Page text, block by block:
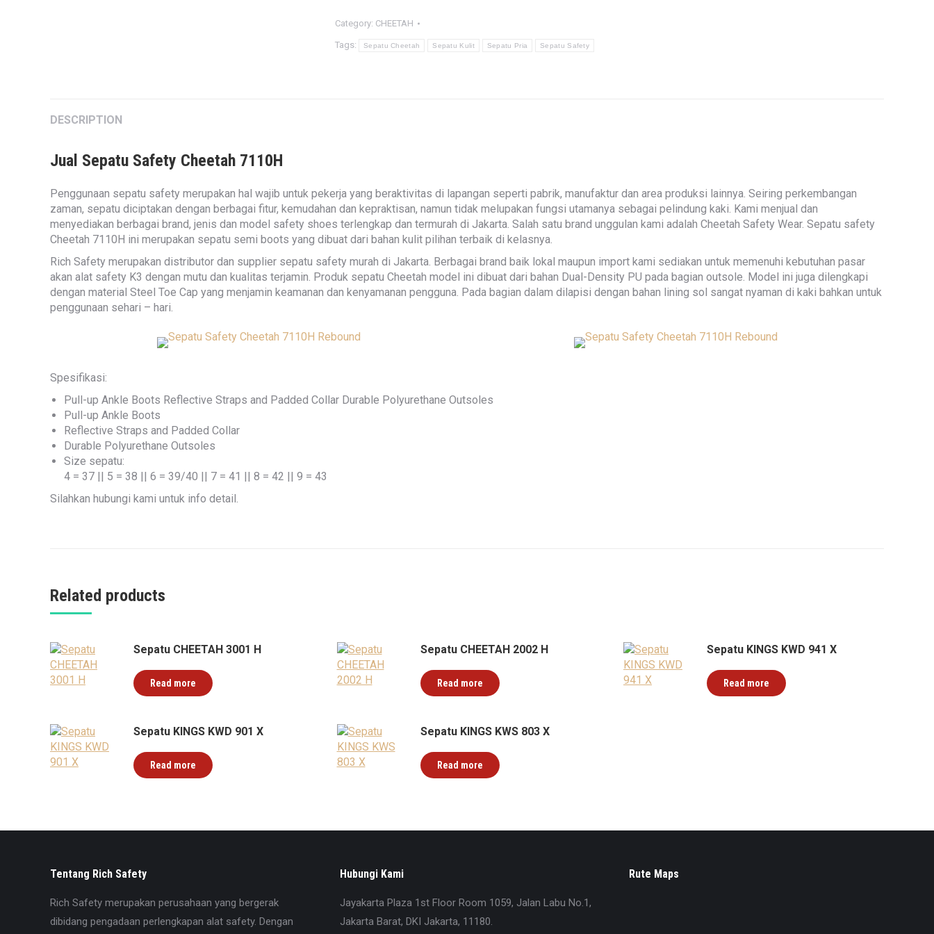
Category: CHEETAH
Tags: Sepatu Cheetah Sepatu Kulit Sepatu Pria Sepatu Safety
DESCRIPTION
Jual Sepatu Safety Cheetah 7110H
Penggunaan sepatu safety merupakan hal wajib untuk pekerja yang beraktivitas di lapangan seperti pabrik, manufaktur dan area produksi lainnya. Seiring perkembangan
zaman, sepatu diciptakan dengan berbagai fitur, kemudahan dan kepraktisan, namun tidak melupakan fungsi utamanya sebagai pelindung kaki. Kami menjual dan
menyediakan berbagai brand, jenis dan model safety shoes terlengkap dan termurah di Jakarta. Salah satu brand unggulan kami adalah Cheetah Safety Wear. Sepatu safety
Cheetah 7110H ini merupakan sepatu semi boots yang dibuat dari bahan kulit pilihan terbaik di kelasnya.
Rich Safety merupakan distributor dan supplier sepatu safety murah di Jakarta. Berbagai brand baik lokal maupun import kami sediakan untuk memenuhi kebutuhan pasar
akan alat safety K3 dengan mutu dan kualitas terjamin. Produk sepatu Cheetah model ini dibuat dari bahan Dual-Density PU pada bagian outsole. Model ini juga dilengkapi
dengan material Steel Toe Cap yang menjamin keamanan dan kenyamanan pengguna. Pada bagian dalam dilapisi dengan bahan lining sol sangat nyaman di kaki bahkan untuk
penggunaan sehari – hari.
Spesifikasi:
Pull-up Ankle Boots Reflective Straps and Padded Collar Durable Polyurethane Outsoles
Pull-up Ankle Boots
Reflective Straps and Padded Collar
Durable Polyurethane Outsoles
Size sepatu:
4 = 37 || 5 = 38 || 6 = 39/40 || 7 = 41 || 8 = 42 || 9 = 43
Silahkan hubungi kami untuk info detail.
Related products
Sepatu CHEETAH 3001 H
Read more
Sepatu CHEETAH 2002 H
Read more
Sepatu KINGS KWD 941 X
Read more
Sepatu KINGS KWD 901 X
Read more
Sepatu KINGS KWS 803 X
Read more
Tentang Rich Safety
Rich Safety merupakan perusahaan yang bergerak
dibidang pengadaan perlengkapan alat safety. Dengan
Hubungi Kami
Jayakarta Plaza 1st Floor Room 1059, Jalan Labu No.1,
Jakarta Barat, DKI Jakarta, 11180.
Rute Maps